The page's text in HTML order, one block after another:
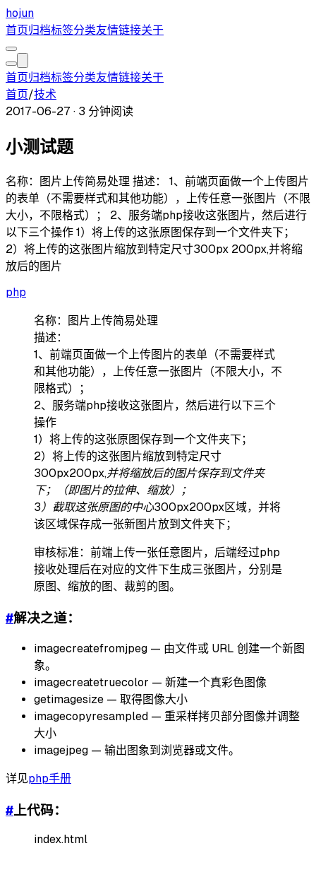
hojun
首页归档标签分类友情链接关于
首页归档标签分类友情链接关于
首页/技术
2017-06-27 · 3 分钟阅读
小测试题
名称：图片上传简易处理 描述： 1、前端页面做一个上传图片
的表单（不需要样式和其他功能），上传任意一张图片（不限
大小，不限格式）； 2、服务端php接收这张图片，然后进行
以下三个操作 1）将上传的这张原图保存到一个文件夹下；
2）将上传的这张图片缩放到特定尺寸300px 200px,并将缩
放后的图片
php
名称：图片上传简易处理
描述：
1、前端页面做一个上传图片的表单（不需要样式
和其他功能），上传任意一张图片（不限大小，不
限格式）；
2、服务端php接收这张图片，然后进行以下三个
操作
1）将上传的这张原图保存到一个文件夹下；
2）将上传的这张图片缩放到特定尺寸
300px200px,并将缩放后的图片保存到文件夹
下；（即图片的拉伸、缩放）；
3）截取这张原图的中心300px200px区域，并将
该区域保存成一张新图片放到文件夹下；
审核标准：前端上传一张任意图片，后端经过php
接收处理后在对应的文件下生成三张图片，分别是
原图、缩放的图、裁剪的图。
#解决之道：
imagecreatefromjpeg — 由文件或 URL 创建一个新图
象。
imagecreatetruecolor — 新建一个真彩色图像
getimagesize — 取得图像大小
imagecopyresampled — 重采样拷贝部分图像并调整
大小
imagejpeg — 输出图象到浏览器或文件。
详见php手册
#上代码：
index.html